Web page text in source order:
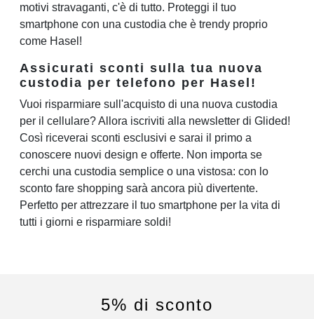
motivi stravaganti, c'è di tutto. Proteggi il tuo
smartphone con una custodia che è trendy proprio
come Hasel!
Assicurati sconti sulla tua nuova
custodia per telefono per Hasel!
Vuoi risparmiare sull'acquisto di una nuova custodia
per il cellulare? Allora iscriviti alla newsletter di Glided!
Così riceverai sconti esclusivi e sarai il primo a
conoscere nuovi design e offerte. Non importa se
cerchi una custodia semplice o una vistosa: con lo
sconto fare shopping sarà ancora più divertente.
Perfetto per attrezzare il tuo smartphone per la vita di
tutti i giorni e risparmiare soldi!
5% di sconto